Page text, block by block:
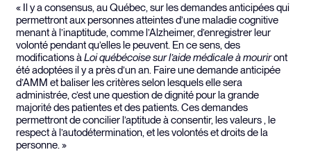
« Il y a consensus, au Québec, sur les demandes anticipées qui
permettront aux personnes atteintes d’une maladie cognitive
menant à l’inaptitude, comme l’Alzheimer, d’enregistrer leur
volonté pendant qu’elles le peuvent. En ce sens, des
modifications àLoi québécoise sur l’aide médicale à mouriront
été adoptées il y a près d’un an. Faire une demande anticipée
d’AMM et baliser les critères selon lesquels elle sera
administrée, c’est une question de dignité pour la grande
majorité des patientes et des patients. Ces demandes
permettront de concilier l’aptitude à consentir, les valeurs , le
respect à l’autodétermination, et les volontés et droits de la
personne. »